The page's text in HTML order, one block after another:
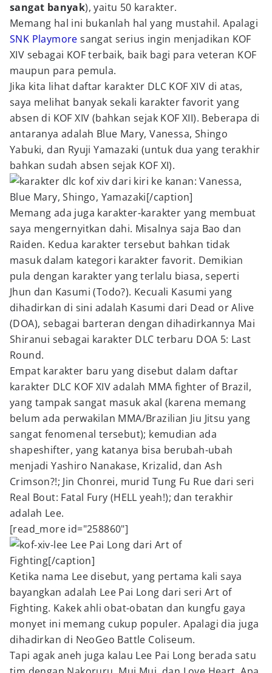
sangat banyak), yaitu 50 karakter.
Memang hal ini bukanlah hal yang mustahil. Apalagi
SNK Playmore sangat serius ingin menjadikan KOF
XIV sebagai KOF terbaik, baik bagi para veteran KOF
maupun para pemula.
Jika kita lihat daftar karakter DLC KOF XIV di atas,
saya melihat banyak sekali karakter favorit yang
absen di KOF XIV (bahkan sejak KOF XII). Beberapa di
antaranya adalah Blue Mary, Vanessa, Shingo
Yabuki, dan Ryuji Yamazaki (untuk dua yang terakhir
bahkan sudah absen sejak KOF XI).
dari kiri ke kanan: Vanessa,
Blue Mary, Shingo, Yamazaki[/caption]
Memang ada juga karakter-karakter yang membuat
saya mengernyitkan dahi. Misalnya saja Bao dan
Raiden. Kedua karakter tersebut bahkan tidak
masuk dalam kategori karakter favorit. Demikian
pula dengan karakter yang terlalu biasa, seperti
Jhun dan Kasumi (Todo?). Kecuali Kasumi yang
dihadirkan di sini adalah Kasumi dari Dead or Alive
(DOA), sebagai barteran dengan dihadirkannya Mai
Shiranui sebagai karakter DLC terbaru DOA 5: Last
Round.
Empat karakter baru yang disebut dalam daftar
karakter DLC KOF XIV adalah MMA fighter of Brazil,
yang tampak sangat masuk akal (karena memang
belum ada perwakilan MMA/Brazilian Jiu Jitsu yang
sangat fenomenal tersebut); kemudian ada
shapeshifter, yang katanya bisa berubah-ubah
menjadi Yashiro Nanakase, Krizalid, dan Ash
Crimson?!; Jin Chonrei, murid Tung Fu Rue dari seri
Real Bout: Fatal Fury (HELL yeah!); dan terakhir
adalah Lee.
[read_more id="258860"]
Lee Pai Long dari Art of
Fighting[/caption]
Ketika nama Lee disebut, yang pertama kali saya
bayangkan adalah Lee Pai Long dari seri Art of
Fighting. Kakek ahli obat-obatan dan kungfu gaya
monyet ini memang cukup populer. Apalagi dia juga
dihadirkan di NeoGeo Battle Coliseum.
Tapi agak aneh juga kalau Lee Pai Long berada satu